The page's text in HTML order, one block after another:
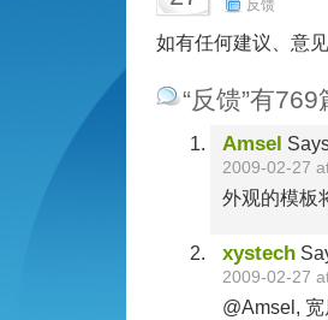
反馈
如有任何建议、意
“反馈”有769
Amsel
2009-02-27
外观的模板
xystech
2009-02-27
@Amsel,